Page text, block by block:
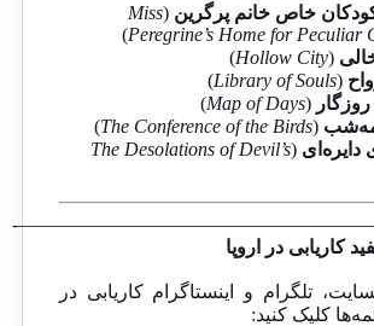
خاص خانم پرگرین (
Miss
Peregrine’s Home for Peculiar
)
(
Hollow City
)
(
Library of Souls
)
(
Map of Days
)
(
The Conference of the Birds
)
(
The Desolations of Devil’s
کاریابی در اروپا
تلگرام و اینستاگرام کاریابی در
کلیک کنید: